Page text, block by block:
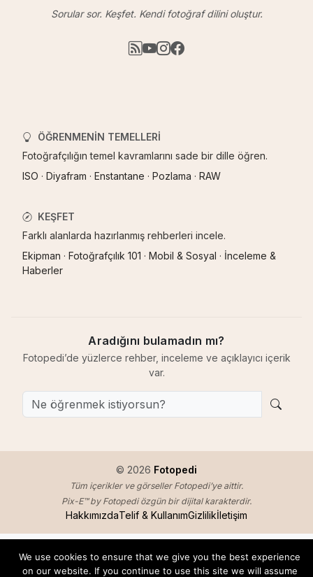
Sorular sor. Keşfet. Kendi fotoğraf dilini oluştur.
ÖĞRENMENIN TEMELLERI
Fotoğrafçılığın temel kavramlarını sade bir dille öğren.
ISO · Diyafram · Enstantane · Pozlama · RAW
KEŞFET
Farklı alanlarda hazırlanmış rehberleri incele.
Ekipman · Fotoğrafçılık 101 · Mobil & Sosyal · İnceleme &
Haberler
Aradığını bulamadın mı?
Fotopedi’de yüzlerce rehber, inceleme ve açıklayıcı içerik
var.
© 2026 Fotopedi
Tüm içerikler ve görseller Fotopedi’ye aittir.
Pix-E™ by Fotopedi özgün bir dijital karakterdir.
HakkımızdaTelif & KullanımGizlilikİletişim
We use cookies to ensure that we give you the best experience
on our website. If you continue to use this site we will assume